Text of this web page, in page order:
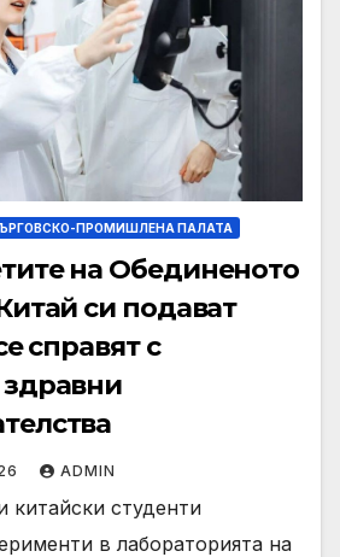
ПРОМИШЛЕНА ПАЛАТА
на Обединеното
си подават
справят с
здравни
ADMIN
студенти
в лабораторията на